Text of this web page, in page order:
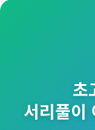
초
서리풀이